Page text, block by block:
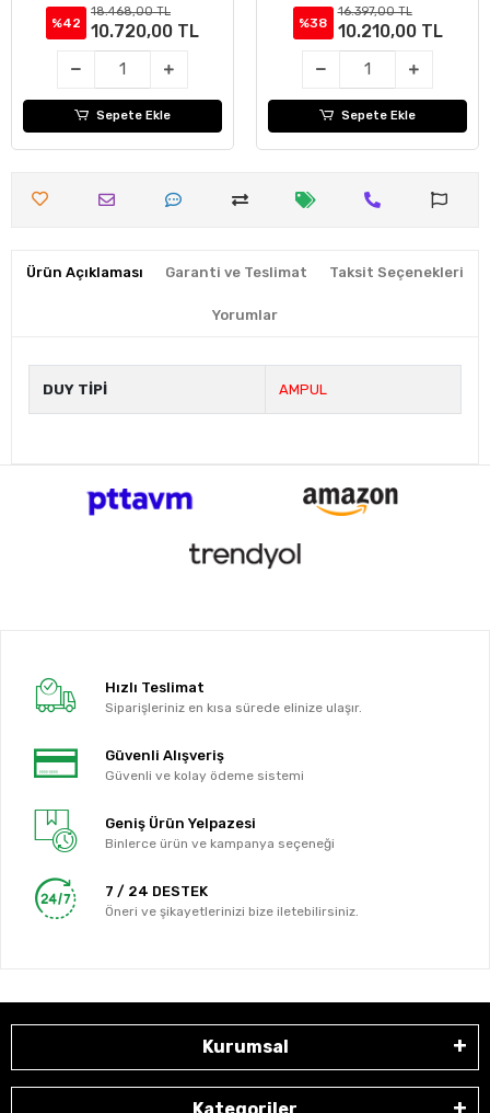
%42
18.468,00 TL
10.720,00 TL
Sepete Ekle
%38
16.397,00 TL
10.210,00 TL
Sepete Ekle
Ürün Açıklaması Garanti ve Teslimat Taksit Seçenekleri
Yorumlar
DUY TİPİ AMPUL
Hızlı Teslimat
Siparişleriniz en kısa sürede elinize ulaşır.
Güvenli Alışveriş
Güvenli ve kolay ödeme sistemi
Geniş Ürün Yelpazesi
Binlerce ürün ve kampanya seçeneği
7 / 24 DESTEK
Öneri ve şikayetlerinizi bize iletebilirsiniz.
Kurumsal